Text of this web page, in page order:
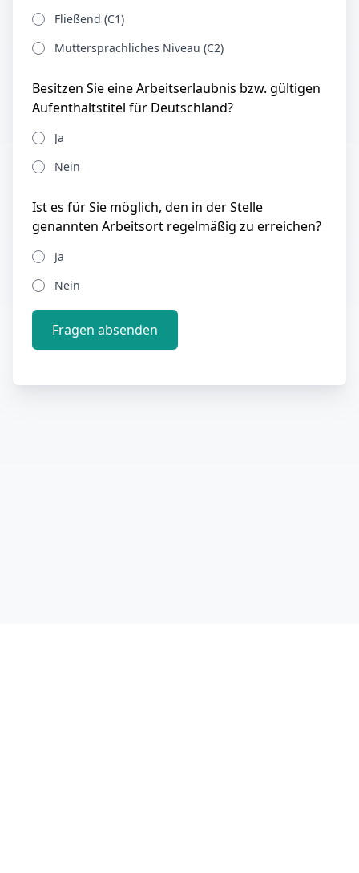
Fließend (C1)
Muttersprachliches Niveau (C2)
Besitzen Sie eine Arbeitserlaubnis bzw. gültigen
Aufenthaltstitel für Deutschland?
Ja
Nein
Ist es für Sie möglich, den in der Stelle
genannten Arbeitsort regelmäßig zu erreichen?
Ja
Nein
Fragen absenden